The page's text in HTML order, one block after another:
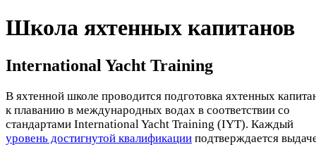
Школа яхтенных капитанов
International Yacht Training
В яхтенной школе проводится подготовка яхтенных
к плаванию в международных водах в соответствии со
стандартами International Yacht Training (IYT). Каждый
уровень достигнутой квалификации подтверждается